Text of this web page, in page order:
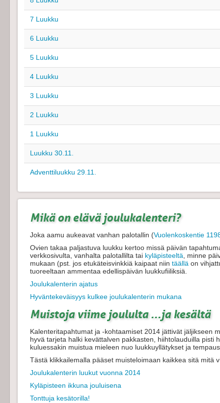
7 Luukku
6 Luukku
5 Luukku
4 Luukku
3 Luukku
2 Luukku
1 Luukku
Luukku 30.11.
Adventtiluukku 29.11.
Mikä on elävä joulukalenteri?
Joka aamu aukeavat vanhan palotallin (Vuolenkoskentie
Ovien takaa paljastuva luukku kertoo missä päivän
verkkosivulta, vanhalta palotallilta tai kyläpisteeltä , minne
mukaan (pst. jos etukäteisvinkkiä kaipaat niin täällä on
tuoreeltaan ammentaa edellispäivän luukkufiiliksiä.
Joulukalenterin ajatus
Hyväntekeväisyys kulkee joulukalenterin mukana
Muistoja viime joululta ...ja kesältä
Kalenteritapahtumat ja -kohtaamiset 2014 jättivät jäljikseen
hyvä tarjeta halki kevättalven pakkasten, hiihtolauduilla pisti
kuluessakin muistua mieleen nuo luukkuyllätykset ja
Tästä klikkailemalla pääset muisteloimaan kaikkea sitä mitä
Joulukalenterin luukut vuonna 2014
Kyläpisteen ikkuna jouluisena
Tonttuja kesätorilla!